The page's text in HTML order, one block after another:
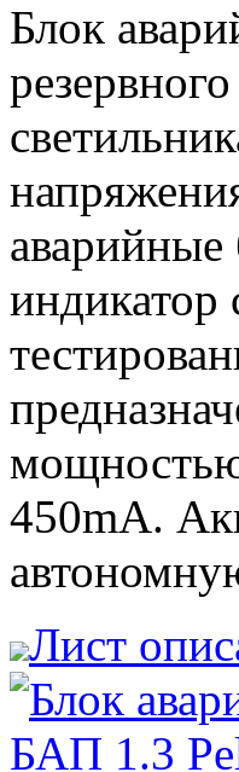
Блок
аварийные
индикатор
450mA.
Лист